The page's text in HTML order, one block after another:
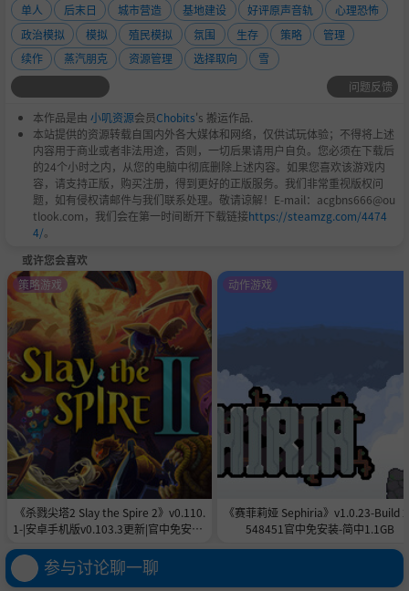
单人 后末日 城市营造 基地建设 好评原声音轨
心理恐怖
政治模拟
模拟 殖民模拟 氛围 生存 策略
管理
续作
蒸汽朋克 资源管理 选择取向
雪
问题反馈
本作品是由 小叽资源会员Chobits's 搬运作品.
本站提供的资源转载自国内外各大媒体和网络，仅供试玩体验；不得将上述
内容用于商业或者非法用途，否则，一切后果请用户自负。您必须在下载后
的24个小时之内，从您的电脑中彻底删除上述内容。如果您喜欢该游戏内
容，请支持正版，购买注册，得到更好的正版服务。我们非常重视版权问
题，如有侵权请邮件与我们联系处理。敬请谅解！E-mail：acgbns666@ou
tlook.com，我们会在第一时间断开下载链接https://steamzg.com/4474
4/。
或许您会喜欢
《杀戮尖塔2 Slay the Spire 2》v0.110.
1-|安卓手机版v0.103.3更新|官中免安装-
策略游戏
《赛菲莉娅 Sephiria》v1.0.23-Build
548451官中免安装-简中1.1GB
动作游戏
参与讨论聊一聊